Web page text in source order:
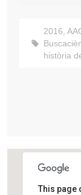
2016,
història
This page